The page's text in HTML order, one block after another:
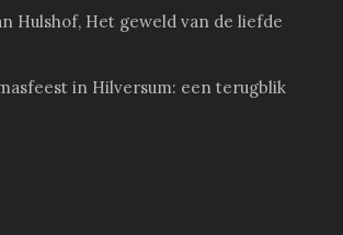
Hulshof, Het geweld van de liefde
in Hilversum: een terugblik